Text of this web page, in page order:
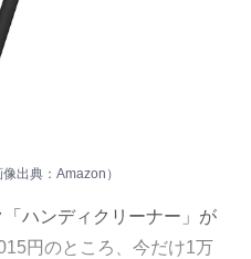
出典：Amazon）
「ハンディクリーナー」が
円のところ、今だけ1万